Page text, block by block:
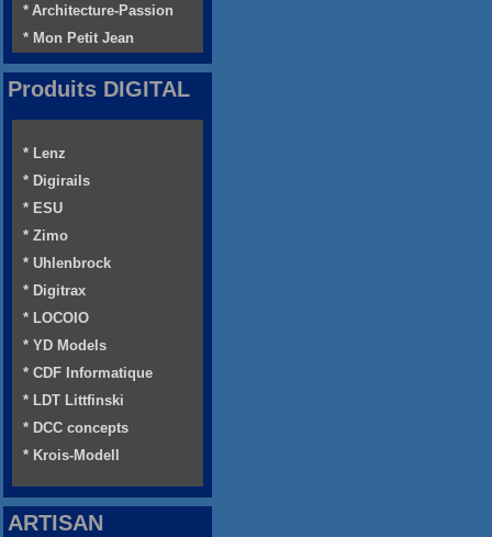
* Architecture-Passion
* Mon Petit Jean
Produits DIGITAL
* Lenz
* Digirails
* ESU
* Zimo
* Uhlenbrock
* Digitrax
* LOCOIO
* YD Models
* CDF Informatique
* LDT Littfinski
* DCC concepts
* Krois-Modell
ARTISAN